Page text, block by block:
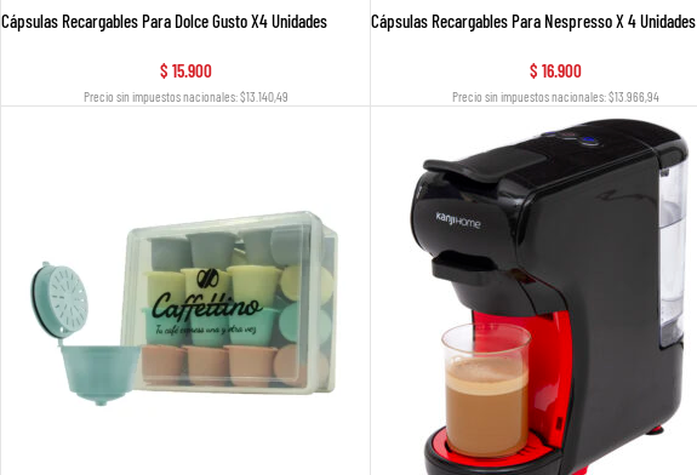
Cápsulas Recargables Para Dolce Gusto X4 Unidades
$ 15.900
Precio sin impuestos nacionales: $13.140,49
Cápsulas Recargables Para Nespresso X 4 Unidades
$ 16.900
Precio sin impuestos nacionales: $13.966,94